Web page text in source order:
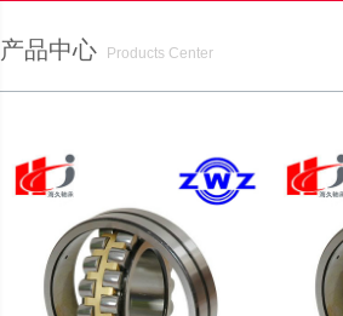
产品中心
Products Center